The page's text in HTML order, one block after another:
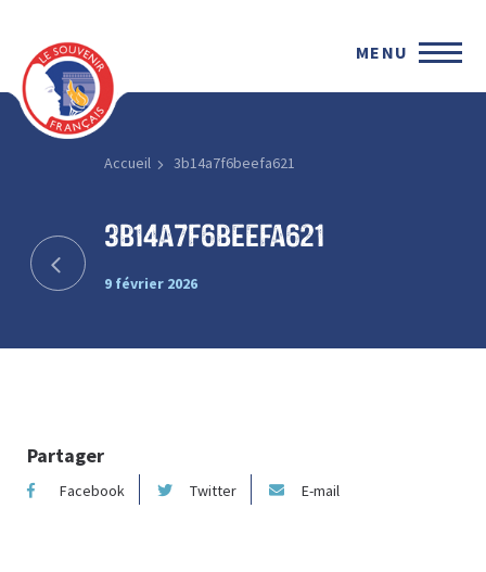
MENU
Accueil 3b14a7f6beefa621
3b14a7f6beefa621
9 février 2026
Partager
Facebook Twitter E-mail